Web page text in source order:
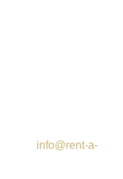
info@rent-a-